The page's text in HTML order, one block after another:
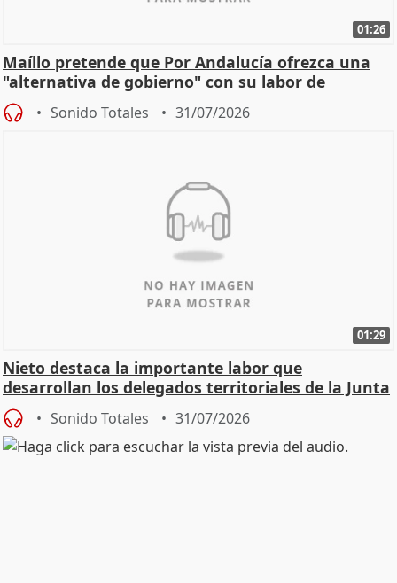
01:26
Maíllo pretende que Por Andalucía ofrezca una
"alternativa de gobierno" con su labor de
oposición
Sonido Totales 31/07/2026
01:29
Nieto destaca la importante labor que
desarrollan los delegados territoriales de la Junta
Sonido Totales 31/07/2026